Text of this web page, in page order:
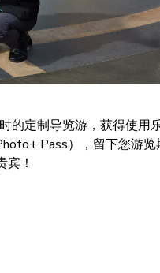
的定制导览游，获得使用
Pass），留下您游
！